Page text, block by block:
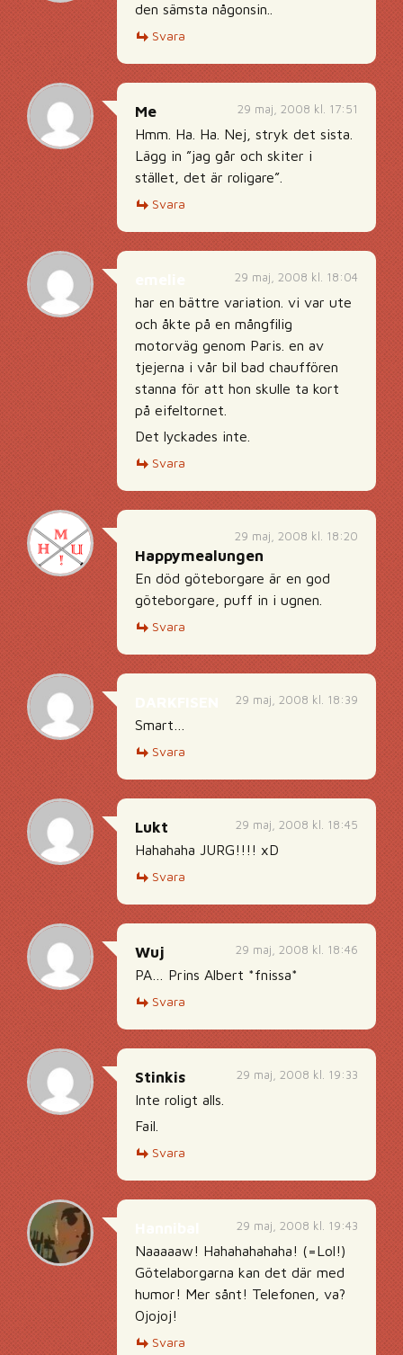
den sämsta någonsin..
Svara
29 maj, 2008 kl. 17:51
Me
Hmm. Ha. Ha. Nej, stryk det sista.
Lägg in ”jag går och skiter i
stället, det är roligare”.
Svara
29 maj, 2008 kl. 18:04
har en bättre variation. vi var ute
och åkte på en mångfilig
motorväg genom Paris. en av
tjejerna i vår bil bad chauffören
stanna för att hon skulle ta kort
på eifeltornet.
Det lyckades inte.
Svara
29 maj, 2008 kl. 18:20
Happymealungen
En död göteborgare är en god
göteborgare, puff in i ugnen.
Svara
29 maj, 2008 kl. 18:39
Smart…
Svara
29 maj, 2008 kl. 18:45
Lukt
Hahahaha JURG!!!! xD
Svara
29 maj, 2008 kl. 18:46
Wuj
PA… Prins Albert *fnissa*
Svara
29 maj, 2008 kl. 19:33
Stinkis
Inte roligt alls.
Fail.
Svara
29 maj, 2008 kl. 19:43
Naaaaaw! Hahahahahaha! (=Lol!)
Götelaborgarna kan det där med
humor! Mer sånt! Telefonen, va?
Ojojoj!
Svara